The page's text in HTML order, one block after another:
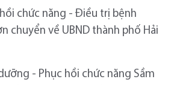
chức năng - Điều trị bệnh
chuyển về UBND thành phố Hải
- Phục hồi chức năng Sầm